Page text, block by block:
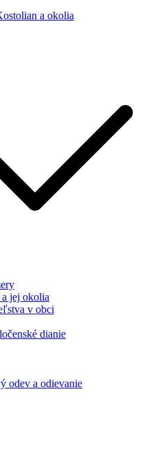
a okolia
jej okolia
v obci
dianie
odev a odievanie